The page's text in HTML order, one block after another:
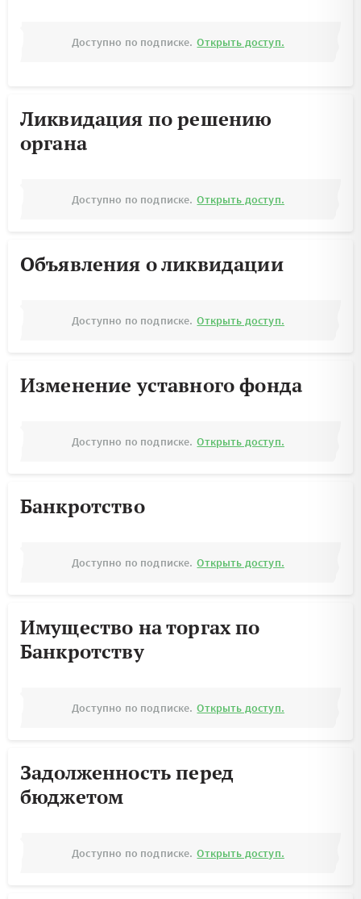
Доступно по подписке. Открыть доступ.
Ликвидация по решению
органа
Доступно по подписке. Открыть доступ.
Объявления о ликвидации
Доступно по подписке. Открыть доступ.
Изменение уставного фонда
Доступно по подписке. Открыть доступ.
Банкротство
Доступно по подписке. Открыть доступ.
Имущество на торгах по
Банкротству
Доступно по подписке. Открыть доступ.
Задолженность перед
бюджетом
Доступно по подписке. Открыть доступ.